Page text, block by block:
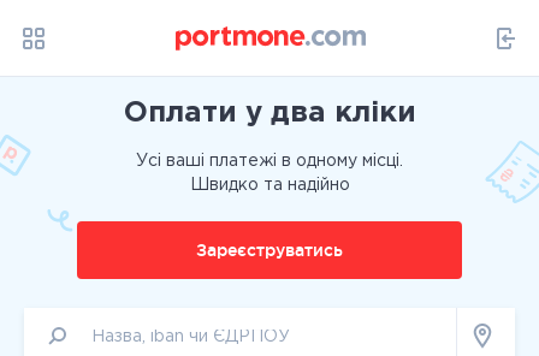
Оплати у два кліки
Усі ваші платежі в одному місці.
Швидко та надійно
Зареєструватись